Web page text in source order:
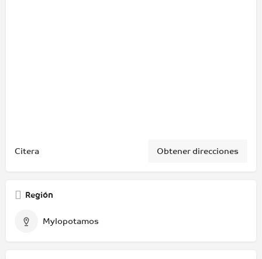
Citera Obtener direcciones
Región
Mylopotamos